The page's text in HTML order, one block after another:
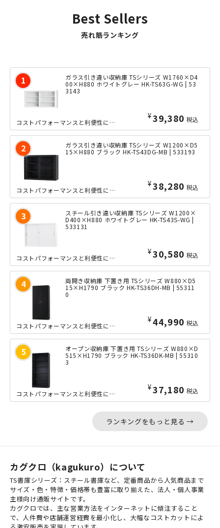
Best Sellers
売れ筋ランキング
ガラス引き違い収納庫 TSシリーズ W1760×D4
00×H880 ホワイトグレー HK-TS63G-WG | 53
3143
¥39,380 税込
コストパフォーマンスと利便性に優れた、TSシリーズのガラス引き違い収納庫の高さ8...
ガラス引き違い収納庫 TSシリーズ W1200×D5
15×H880 ブラック HK-TS43DG-MB | 533193
¥38,280 税込
コストパフォーマンスと利便性に優れた、TSシリーズのガラス引き違い収納庫の高さ8...
スチール引き違い収納庫 TSシリーズ W1200×
D400×H880 ホワイトグレー HK-TS43S-WG |
533131
¥30,580 税込
コストパフォーマンスと利便性に優れた、TSシリーズのスチール引き違い収納庫の高さ...
両開き収納庫 下置き用 TSシリーズ W880×D5
15×H1790 ブラック HK-TS36DH-MB | 55311
0
¥44,990 税込
コストパフォーマンスと利便性に優れたTSシリーズの両開き収納庫の高さ1790×奥...
オープン収納庫 下置き用 TSシリーズ W880×D
515×H1790 ブラック HK-TS36DK-MB | 55310
3
¥37,180 税込
コストパフォーマンスと利便性に優れた、TSシリーズのオープン収納庫の高さ1790...
ランキングをもっと見る →
カグクロ（kagukuro）について
TS書庫シリーズ：スチール書庫など、定番商品から人気商品まで
サイズ・色・特徴・価格帯も豊富に取り揃えた、法人・個人事業
主様向け通販サイトです。
カグクロでは、主な営業方法をインターネットに傾注すること
で、人件費や店舗運営経費を最小化し、大幅なコストカットによ